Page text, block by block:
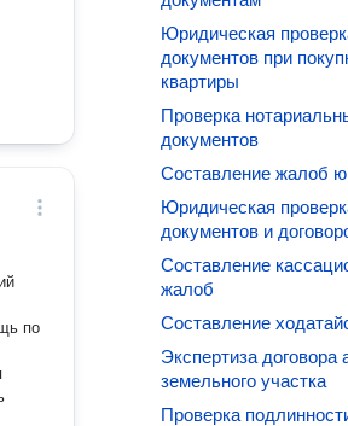
по
Юридическая
документов при
квартиры
Проверка
документов
Составление жалоб
Юридическая
документов и
Составление
жалоб
Составление
Экспертиза договора
земельного участка
Проверка